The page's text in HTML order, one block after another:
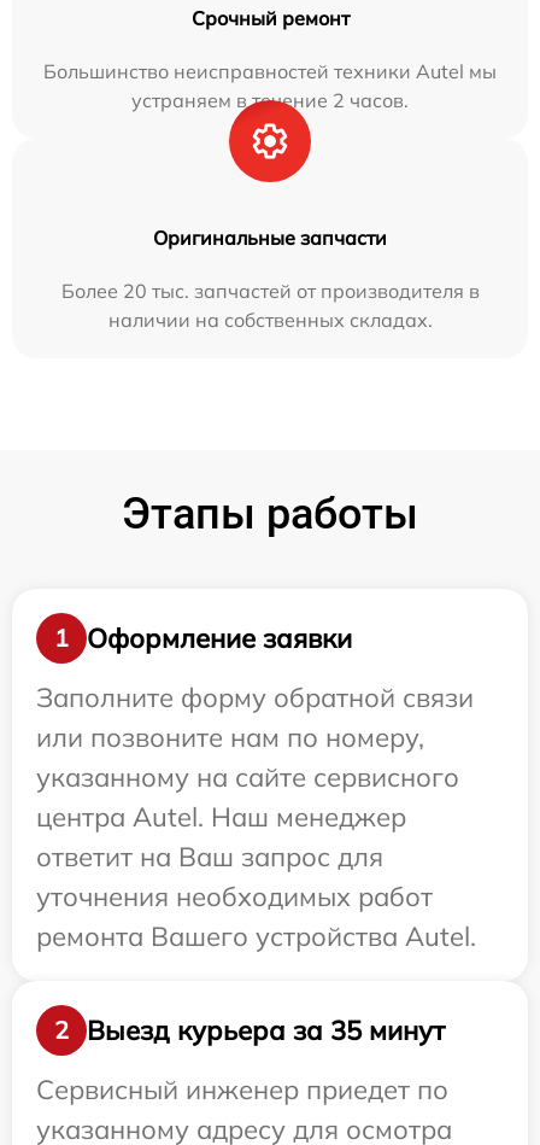
Срочный ремонт
Большинство неисправностей техники Autel мы
устраняем в течение 2 часов.
Оригинальные запчасти
Более 20 тыс. запчастей от производителя в
наличии на собственных складах.
Этапы работы
1
Оформление заявки
Заполните форму обратной связи
или позвоните нам по номеру,
указанному на сайте сервисного
центра Autel. Наш менеджер
ответит на Ваш запрос для
уточнения необходимых работ
ремонта Вашего устройства Autel.
2
Выезд курьера за 35 минут
Сервисный инженер приедет по
указанному адресу для осмотра